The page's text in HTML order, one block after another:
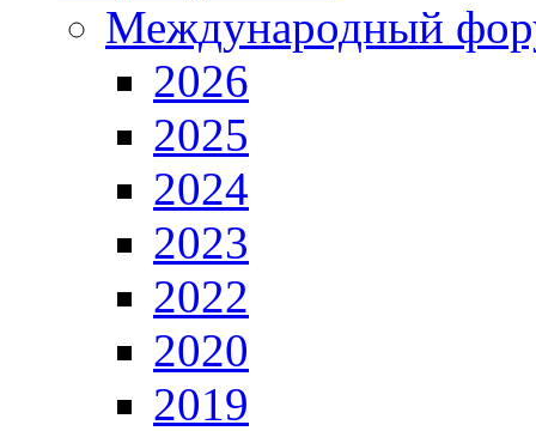
Международный
2026
2025
2024
2023
2022
2020
2019